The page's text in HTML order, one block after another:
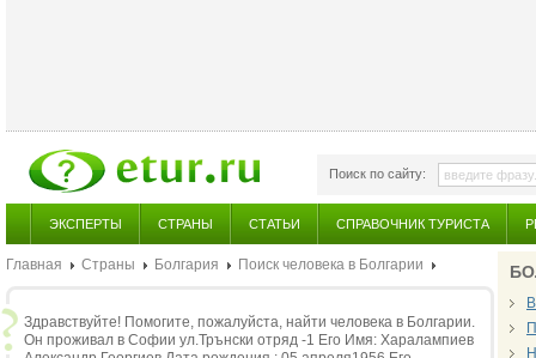
Поиск по сайту:
ЭКСПЕРТЫ СТРАНЫ СТАТЬИ СПРАВОЧНИК ТУРИСТА
Главная Страны Болгария Поиск человека в Болгарии
Здравствуйте! Помогите, пожалуйста, найти человека в Болгарии.
Он проживал в Софии ул.Трънски отряд -1 Его Имя: Харалампиев